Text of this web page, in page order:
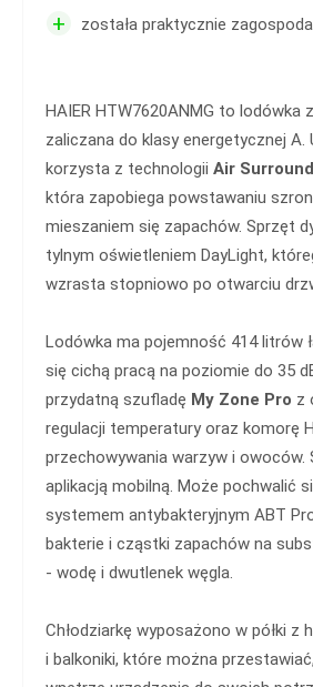
+ została praktycznie
HAIER HTW7620ANMG to lodówka
zaliczana do klasy energetycznej A.
korzysta z technologii Air
która zapobiega powstawaniu
mieszaniem się zapachów. Sprzęt
tylnym oświetleniem DayLight,
wzrasta stopniowo po otwarciu
Lodówka ma pojemność 414 litrów
się cichą pracą na poziomie do 35
przydatną szufladę My Zone Pro z
regulacji temperatury oraz komorę
przechowywania warzyw i owoców.
aplikacją mobilną. Może pochwalić
systemem antybakteryjnym ABT
bakterie i cząstki zapachów na
- wodę i dwutlenek węgla.
Chłodziarkę wyposażono w półki z
i balkoniki, które można